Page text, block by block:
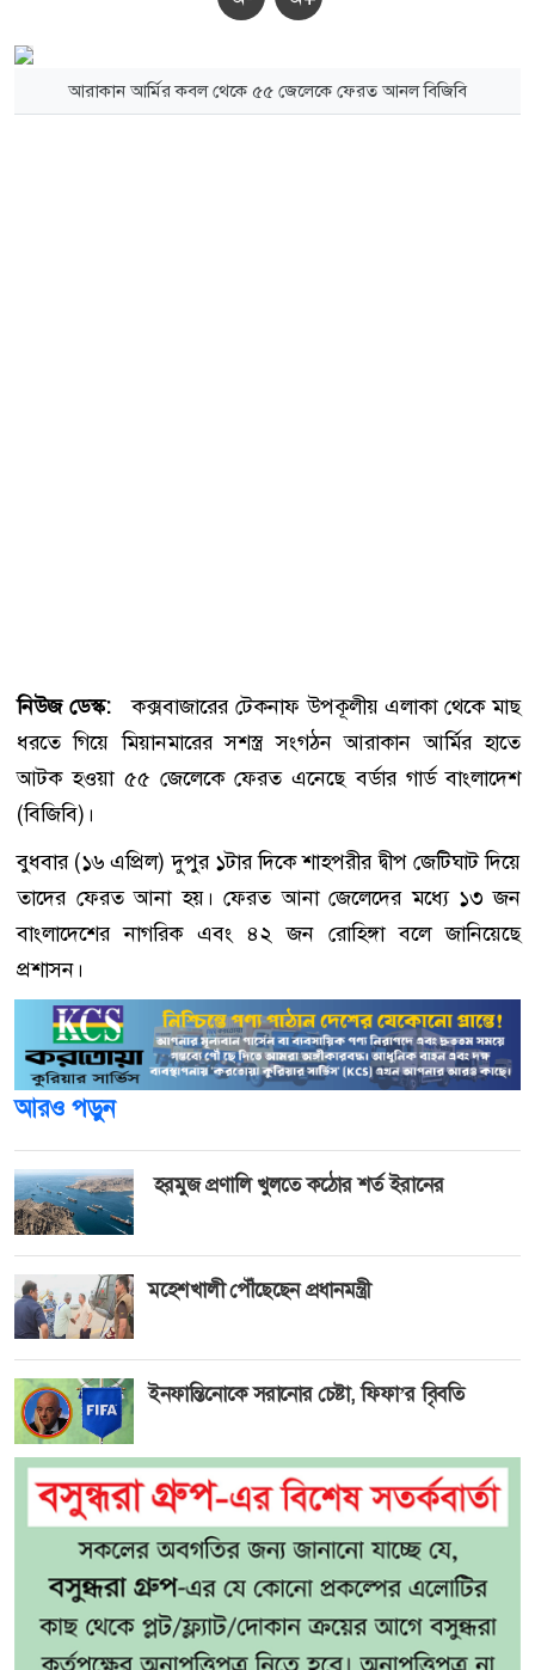
আরাকান আর্মির কবল থেকে ৫৫ জেলেকে ফেরত আনল বিজিবি
নিউজ ডেস্ক:কক্সবাজারের টেকনাফ উপকূলীয় এলাকা থেকে মাছ
ধরতে গিয়ে মিয়ানমারের সশস্ত্র সংগঠন আরাকান আর্মির হাতে
আটক হওয়া ৫৫ জেলেকে ফেরত এনেছে বর্ডার গার্ড বাংলাদেশ
(বিজিবি)।
বুধবার (১৬ এপ্রিল) দুপুর ১টার দিকে শাহপরীর দ্বীপ জেটিঘাট দিয়ে
তাদের ফেরত আনা হয়। ফেরত আনা জেলেদের মধ্যে ১৩ জন
বাংলাদেশের নাগরিক এবং ৪২ জন রোহিঙ্গা বলে জানিয়েছে
প্রশাসন।
আরও পড়ুন
হরমুজ প্রণালি খুলতে কঠোর শর্ত ইরানের
মহেশখালী পৌঁছেছেন প্রধানমন্ত্রী
ইনফান্তিনোকে সরানোর চেষ্টা, ফিফা’র বিৃবতি